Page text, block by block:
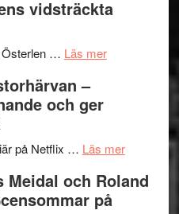
Fox
och
Scully
grönaste
–
och
lättsam
vidsträckta
Österlen … Läs merom
2026
I
Delvis
–
och ger
på Netflix … Läs merom
Meidal och Roland
på